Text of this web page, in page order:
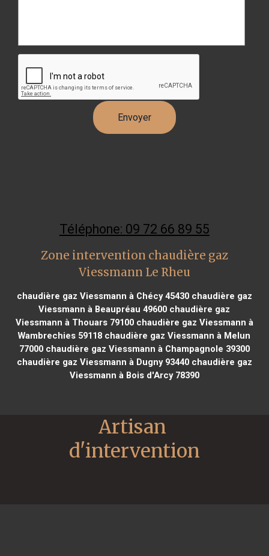
Téléphone: 09 72 66 89 55
Zone intervention chaudière gaz
Viessmann Le Rheu
chaudière gaz Viessmann à Chécy 45430chaudière gaz
Viessmann à Beaupréau 49600 chaudière gaz
Viessmann à Thouars 79100chaudière gaz Viessmann à
Wambrechies 59118 chaudière gaz Viessmann à Melun
77000chaudière gaz Viessmann à Champagnole 39300
chaudière gaz Viessmann à Dugny 93440chaudière gaz
Viessmann à Bois d'Arcy 78390
Artisan
d'intervention